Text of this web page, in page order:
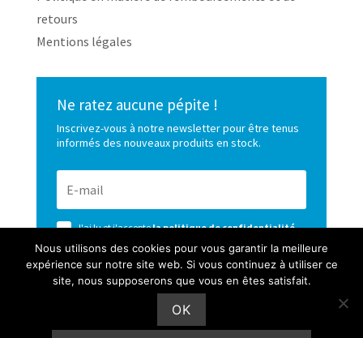
retours
Mentions légales
Ne ratez aucune pépite !
Inscrivez-vous à notre newsletter pour être tenus
informés des nouveaux produits en stock.
J'ai lu et j'acceptela politique de confidentialité
de ce site
S’ABONNER
Nous utilisons des cookies pour vous garantir la meilleure
expérience sur notre site web. Si vous continuez à utiliser ce
site, nous supposerons que vous en êtes satisfait.
OK